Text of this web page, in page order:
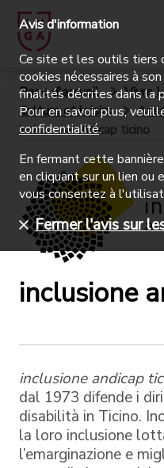
Page d'accueil
Vivre
Culture et loisirs
inclusione andicap ticino
inclusione
inclusione andicap
dal 1973 difende i
disabilità in Ticino.
la loro inclusione
l’emarginazione e
Avis d'information
Ce site et les outils tiers
cookies nécessaires à
finalités décrites dans la
Pour en savoir plus,
confidentialité.
En fermant cette
en cliquant sur un lien ou
vous consentez à
Fermer l'avis sur